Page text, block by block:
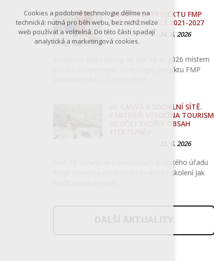
WORKSHOP PROJEKTU FMP
INTERREG AT-CZ 2021-2027
24. 6. 2026
Rakouský Dobersberg se stal 19. 6. 2026 místem
konání závěrečného workshopu projektu FMP
AI, CANVA A SOCIÁLNÍ SÍTĚ.
PARTNEŘI VYSOČINA TOURISM
SE UČILI TVOŘIT OBSAH
23. 6. 2026
Dne 23. června se v prostorách Krajského úřadu
Kraje Vysočina uskutečnilo praktické školení Jak
Cookies a podobné technologie dělíme na
technická: nutná pro běh webu, bez nichž nelze
web používat a volitelná. Do této části spadají
analytická a marketingová cookies.